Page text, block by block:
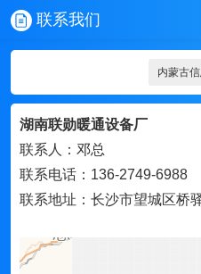
联系我们
内蒙古
湖南联勋暖通设备厂
联系人：邓总
联系电话：136-2749-6988
联系地址：长沙市望城区桥